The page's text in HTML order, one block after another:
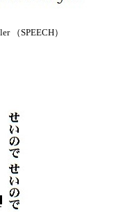
（SPEECH）